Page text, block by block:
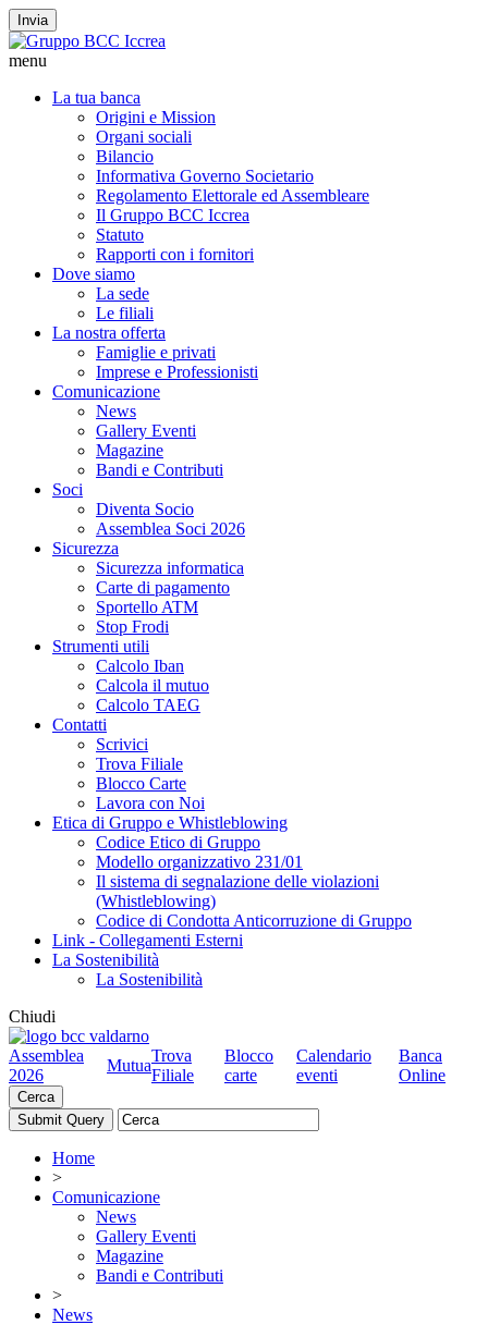
Invia
menu
La tua banca
Origini e Mission
Organi sociali
Bilancio
Informativa Governo Societario
Regolamento Elettorale ed Assembleare
Il Gruppo BCC Iccrea
Statuto
Rapporti con i fornitori
Dove siamo
La sede
Le filiali
La nostra offerta
Famiglie e privati
Imprese e Professionisti
Comunicazione
News
Gallery Eventi
Magazine
Bandi e Contributi
Soci
Diventa Socio
Assemblea Soci 2026
Sicurezza
Sicurezza informatica
Carte di pagamento
Sportello ATM
Stop Frodi
Strumenti utili
Calcolo Iban
Calcola il mutuo
Calcolo TAEG
Contatti
Scrivici
Trova Filiale
Blocco Carte
Lavora con Noi
Etica di Gruppo e Whistleblowing
Codice Etico di Gruppo
Modello organizzativo 231/01
Il sistema di segnalazione delle violazioni
(Whistleblowing)
Codice di Condotta Anticorruzione di Gruppo
Link - Collegamenti Esterni
La Sostenibilità
La Sostenibilità
Chiudi
Assemblea
2026
Mutua
Trova
Filiale
Blocco
carte
Calendario
eventi
Banca
Online
Cerca
Home
>
Comunicazione
News
Gallery Eventi
Magazine
Bandi e Contributi
>
News